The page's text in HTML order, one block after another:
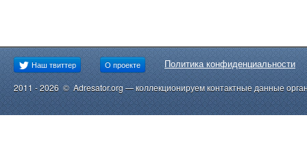
Наш твиттер О проекте Политика конфиденциальности
2011 - 2026 © Adresator.org — коллекционируем контактные данные